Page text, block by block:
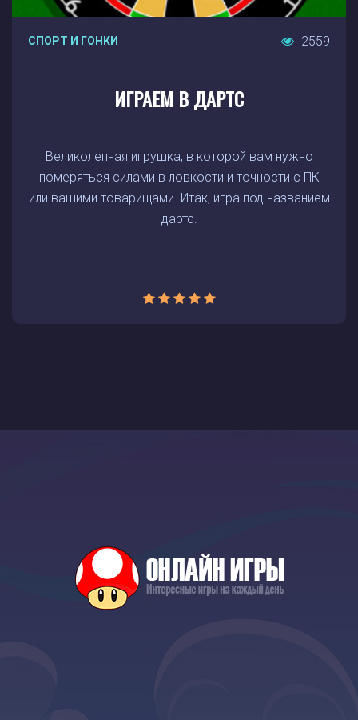
СПОРТ И ГОНКИ 2559
ИГРАЕМ В ДАРТС
Великолепная игрушка, в которой вам нужно
померяться силами в ловкости и точности с ПК
или вашими товарищами. Итак, игра под названием
дартс.